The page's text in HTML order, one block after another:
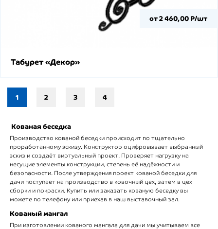
от 2 460,00 Р/шт
Табурет «Декор»
1 2 3 4
Кованая беседка
Производство кованой беседки происходит по тщательно
проработанному эскизу. Конструктор оцифровывает выбранный
эскиз и создаёт виртуальный проект. Проверяет нагрузку на
несущие элементы конструкции, степень её надёжности и
безопасности. После утверждения проект кованой беседки для
дачи поступает на производство в ковочный цех, затем в цех
сборки и покраски. Купить или заказать кованую беседку вы
можете по телефону или приехав в наш выставочный зал.
Кованый мангал
При изготовлении кованого мангала для дачи мы учитываем все